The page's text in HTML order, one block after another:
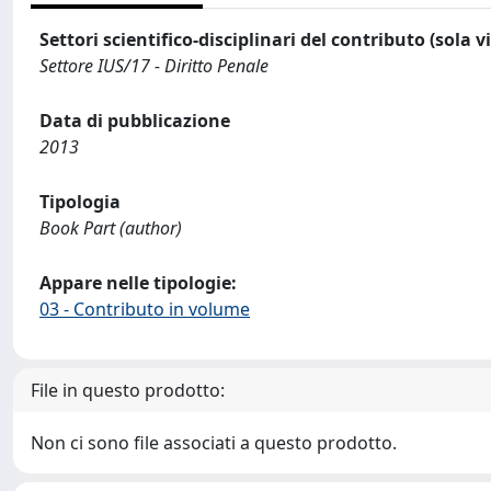
Settori scientifico-disciplinari del contributo (sola
Settore IUS/17 - Diritto Penale
Data di pubblicazione
2013
Tipologia
Book Part (author)
Appare nelle tipologie:
03 - Contributo in volume
File in questo prodotto:
Non ci sono file associati a questo prodotto.